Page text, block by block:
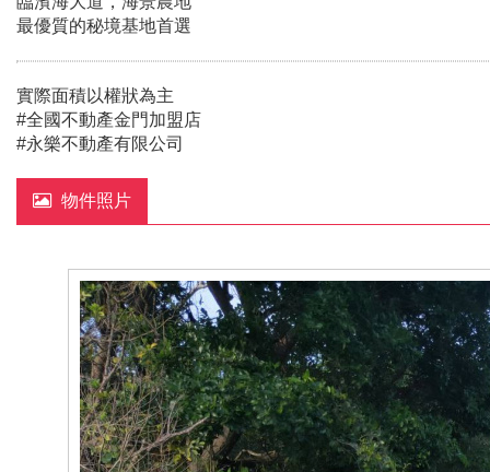
最優質的秘境基地首選
實際面積以權狀為主
#全國不動產金門加盟店
#永樂不動產有限公司
物件照片